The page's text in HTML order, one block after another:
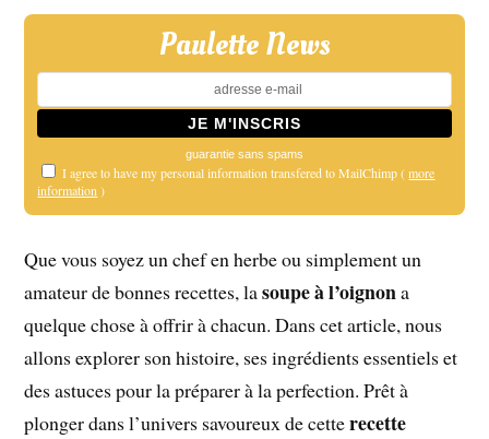
Paulette News
guarantie sans spams
I agree to have my personal information transfered to MailChimp (more
information)
Que vous soyez un chef en herbe ou simplement un
amateur de bonnes recettes, lasoupe à l’oignona
quelque chose à offrir à chacun. Dans cet article, nous
allons explorer son histoire, ses ingrédients essentiels et
des astuces pour la préparer à la perfection. Prêt à
plonger dans l’univers savoureux de cetterecette